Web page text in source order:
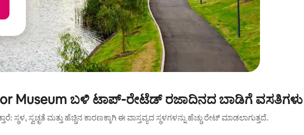
Museum ಬಳಿ ಟಾಪ್-ರೇಟೆಡ್ ರಜಾದಿನದ ಬಾಡಿಗೆ ವಸತಿಗಳು
ಸ್ಥಳ, ಸ್ವಚ್ಛತೆ ಮತ್ತು ಹೆಚ್ಚಿನ ಕಾರಣಕ್ಕಾಗಿ ಈ ವಾಸ್ತವ್ಯದ ಸ್ಥಳಗಳನ್ನು ಹೆಚ್ಚು ರೇಟ್ ಮಾಡಲಾಗುತ್ತದೆ.